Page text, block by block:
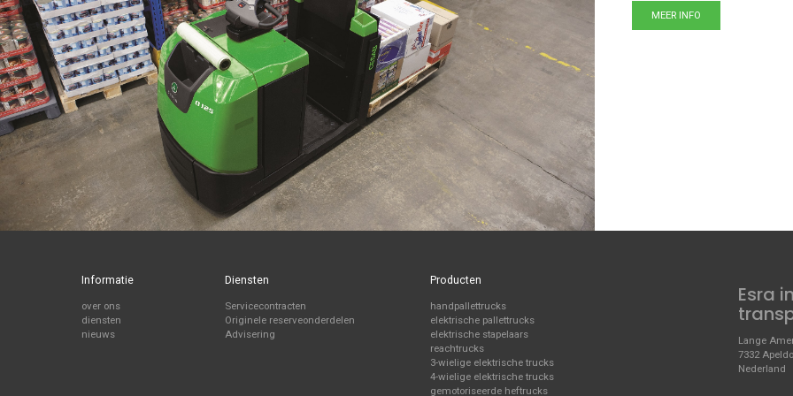
MEER INFO
Informatie
over ons
diensten
nieuws
Diensten
Servicecontracten
Originele reserveonderdelen
Advisering
Producten
handpallettrucks
elektrische pallettrucks
elektrische stapelaars
reachtrucks
3-wielige elektrische trucks
4-wielige elektrische trucks
gemotoriseerde heftrucks
Esra
Lange
7332
Nederland